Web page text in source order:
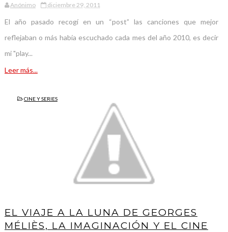
Anónimo diciembre 29, 2011
El año pasado recogí en un “post” las canciones que mejor
reflejaban o más había escuchado cada mes del año 2010, es decir
mi "play...
Leer más...
CINE Y SERIES
EL VIAJE A LA LUNA DE GEORGES
MÉLIÈS, LA IMAGINACIÓN Y EL CINE